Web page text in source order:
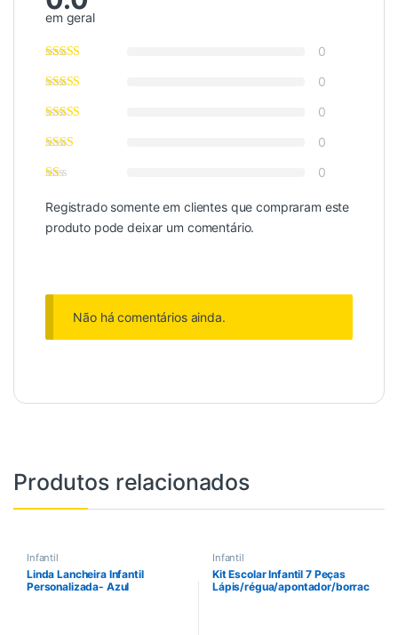
em geral
0
0
0
0
0
Registrado somente em clientes que compraram este
produto pode deixar um comentário.
Não há comentários ainda.
Produtos relacionados
Infantil
Linda Lancheira Infantil
Personalizada- Azul
Infantil
Kit Escolar Infantil 7 Peças
Lápis/régua/apontador/borrac